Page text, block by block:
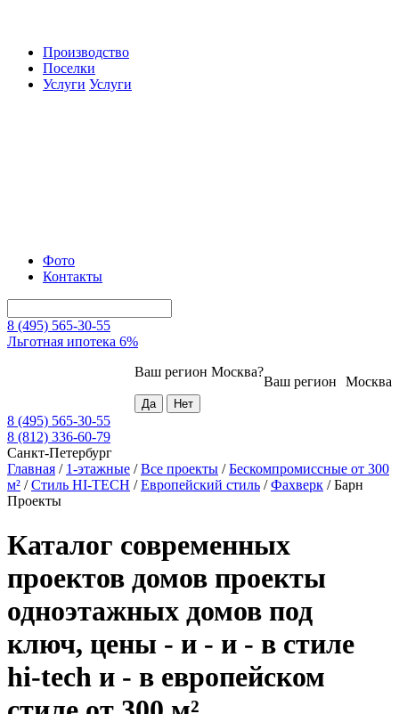
Производство
Поселки
Услуги Услуги
Фото
Контакты
8 (495) 565-30-55
Льготная ипотека 6%
Москва
Ваш регион
Ваш регион Москва?
8 (495) 565-30-55
8 (812) 336-60-79
Санкт-Петербург
Главная / 1-этажные /Все проекты /Бескомпромиссные от 300
м² /Стиль HI-TECH /Европейский стиль /Фахверк /Барн
Проекты
Каталог современных
проектов домов проекты
одноэтажных домов под
ключ, цены - и - и - в стиле
hi-tech и - в европейском